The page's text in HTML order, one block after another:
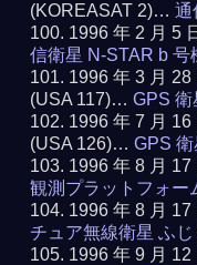
(KOREASAT 2)…通
1996 年 2 月 5
信衛星 N-STAR b 号
1996 年 3 月
(USA 117)…GPS 衛
1996 年 7 月
(USA 126)…GPS
1996 年 8 月
観測プラットフォー
1996 年 8 月
チュア無線衛星 ふ
1996 年 9 月